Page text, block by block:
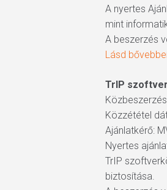
A nyertes
mint
A beszerzés
Lásd
TrIP
Közzététel
Ajánlatkérő:
Nyertes
TrIP
biztosítása.